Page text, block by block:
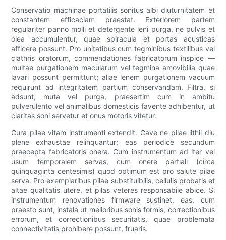
Conservatio machinae portatilis sonitus albi diuturnitatem et
constantem efficaciam praestat. Exteriorem partem
regulariter panno molli et detergente leni purga, ne pulvis et
olea accumulentur, quae spiracula et portas acusticas
afficere possunt. Pro unitatibus cum tegminibus textilibus vel
clathris oratorum, commendationes fabricatorum inspice —
multae purgationem macularum vel tegmina amovibilia quae
lavari possunt permittunt; aliae lenem purgationem vacuum
requirunt ad integritatem partium conservandam. Filtra, si
adsunt, muta vel purga, praesertim cum in ambitu
pulverulento vel animalibus domesticis favente adhibentur, ut
claritas soni servetur et onus motoris vitetur.
Cura pilae vitam instrumenti extendit. Cave ne pilae lithii diu
plene exhaustae relinquantur; eas periodicē secundum
praecepta fabricatoris onera. Cum instrumentum ad iter vel
usum temporalem servas, cum onere partiali (circa
quinquaginta centesimis) quod optimum est pro salute pilae
serva. Pro exemplaribus pilae substituibilis, cellulis probatis et
altae qualitatis utere, et pilas veteres responsabile abice. Si
instrumentum renovationes firmware sustinet, eas, cum
praesto sunt, instala ut melioribus sonis formis, correctionibus
errorum, et correctionibus securitatis, quae problemata
connectivitatis prohibere possunt, fruaris.